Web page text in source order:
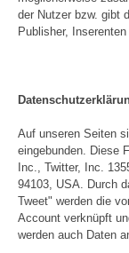
der Nutzer bzw. gibt
Publisher,
Auf unseren Seiten
eingebunden. Diese
Inc., Twitter, Inc.
94103, USA. Durch
Tweet" werden die
Account verknüpft
werden auch Daten